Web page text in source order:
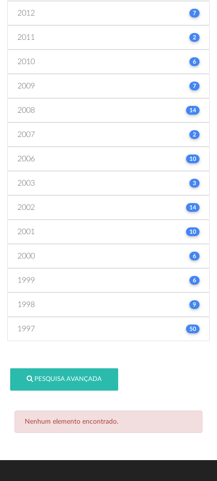
2012 7
2011 2
2010 6
2009 7
2008 14
2007 2
2006 10
2003 3
2002 14
2001 10
2000 6
1999 6
1998 9
1997 50
PESQUISA AVANÇADA
Nenhum elemento encontrado.